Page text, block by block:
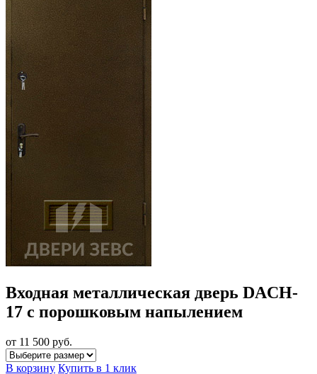
Входная металлическая дверь DACH-
17 с порошковым напылением
от 11 500 руб.
В корзину Купить в 1 клик